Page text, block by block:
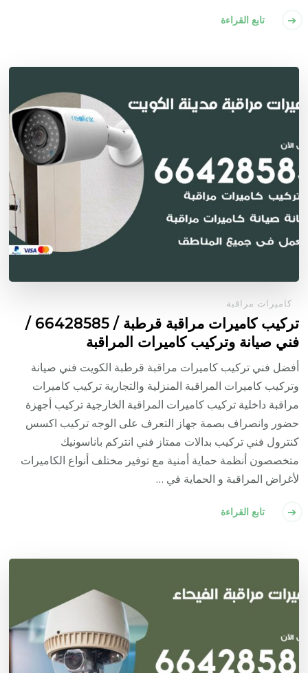
تابع القراءة
كاميرات مراقبة
تركيب كاميرات مراقبة قرطبة / 66428585 /
فني صيانة وتركيب كاميرات المراقبة
أفضل فني تركيب كاميرات مراقبة قرطبة الكويت فني صيانة
وتركيب كاميرات المراقبة المنزلية والتجارية تركيب كاميرات
مراقبة داخلية تركيب كاميرات المراقبة الخارجية تركيب أجهزة
حضور وانصراف بصمة جهاز التعرف على الوجه تركيب اكسس
كنترول فني تركيب بدالات ممتاز فني انتركم باناسونيك
متخصصون أنظمة حماية أمنية مع توفير مختلف أنواع الكاميرات
لأغراض المراقبة و الحماية في …
تابع القراءة